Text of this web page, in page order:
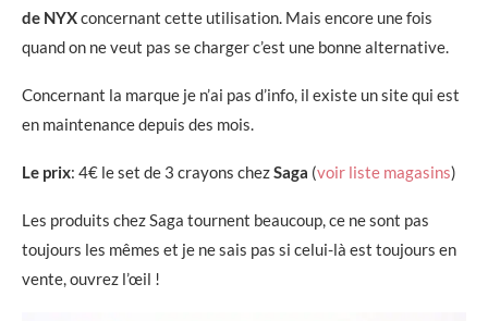
de NYXconcernant cette utilisation. Mais encore une fois
quand on ne veut pas se charger c’est une bonne alternative.
Concernant la marque je n’ai pas d’info, il existe un site qui est
en maintenance depuis des mois.
Le prix: 4€ le set de 3 crayons chezSaga (voir liste magasins)
Les produits chez Saga tournent beaucoup, ce ne sont pas
toujours les mêmes et je ne sais pas si celui-là est toujours en
vente, ouvrez l’œil !